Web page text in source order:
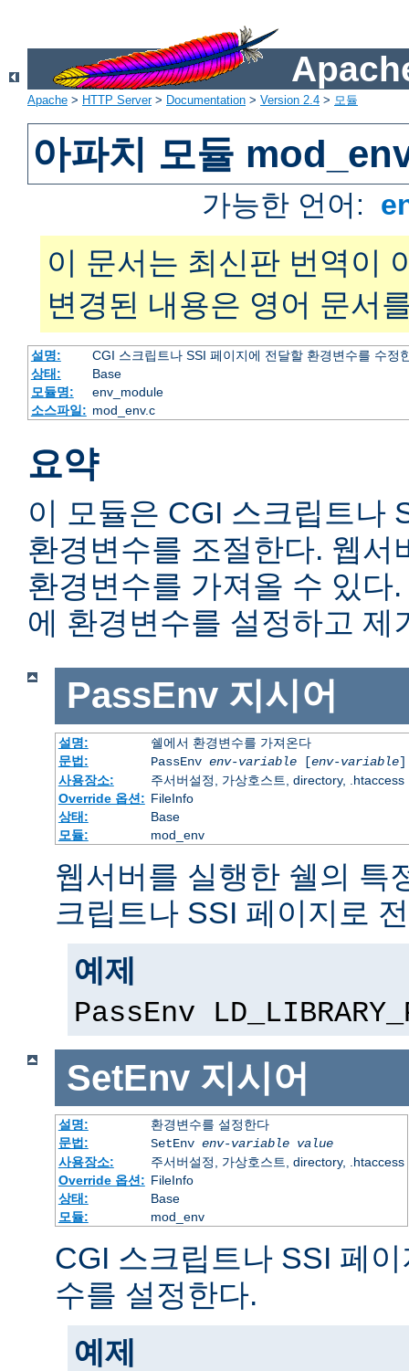
Apache > HTTP Server> Documentation > Version 2.4 > 모듈
아파치 모듈
가능한 언어:
이 문서는 최신판 번역이
변경된 내용은 영어 문서
설명:
CGI 스크립트나 SSI 페이지에 전달할 환경변수를 수정
상태:
Base
모듈명:
env_module
소스파일: mod_env.c
요약
이 모듈은 CGI 스크립트나
환경변수를 조절한다. 웹서
환경변수를 가져올 수 있다
에 환경변수를 설정하고 제
PassEnv 지시어
설명:
쉘에서 환경변수를 가져온다
문법:
PassEnv env-variable[env-variable]
사용장소:
주서버설정, 가상호스트, directory, .htaccess
Override 옵션: FileInfo
상태:
Base
모듈:
mod_env
웹서버를 실행한 쉘의 특
크립트나 SSI 페이지로
예제
PassEnv
SetEnv 지시어
설명:
환경변수를 설정한다
문법:
SetEnv env-variable value
사용장소:
주서버설정, 가상호스트, directory, .htaccess
Override 옵션: FileInfo
상태:
Base
모듈:
mod_env
CGI 스크립트나 SSI 페
수를 설정한다.
예제